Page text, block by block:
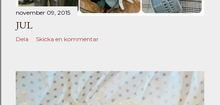
november 09, 2015
JUL
Dela Skicka en kommentar